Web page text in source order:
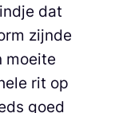
dat
zijnde
moeite
rit op
goed